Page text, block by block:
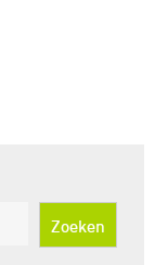
Zoeken